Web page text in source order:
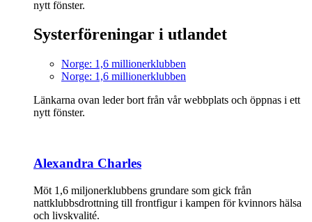
nytt fönster.
Systerföreningar i utlandet
Norge: 1,6 millionerklubben
Norge: 1,6 millionerklubben
Länkarna ovan leder bort från vår webbplats och öppnas i ett
nytt fönster.
Alexandra Charles
Möt 1,6 miljonerklubbens grundare som gick från
nattklubbsdrottning till frontfigur i kampen för kvinnors hälsa
och livskvalité.